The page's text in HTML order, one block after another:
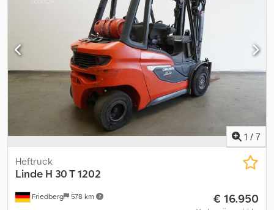
1 / 7
Friedberg 578 km
Heftruck
Linde H 30 T 1202
€ 16.950